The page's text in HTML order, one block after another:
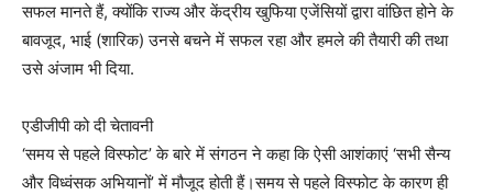
सफल मानते हैं, क्योंकि राज्य और केंद्रीय खुफिया एजेंसियों द्वारा वांछित होने के
बावजूद, भाई (शारिक) उनसे बचने में सफल रहा और हमले की तैयारी की तथा
उसे अंजाम भी दिया.
एडीजीपी को दी चेतावनी
‘समय से पहले विस्फोट’ के बारे में संगठन ने कहा कि ऐसी आशंकाएं ‘सभी सैन्य
और विध्वंसक अभियानों’ में मौजूद होती हैं।समय से पहले विस्फोट के कारण ही